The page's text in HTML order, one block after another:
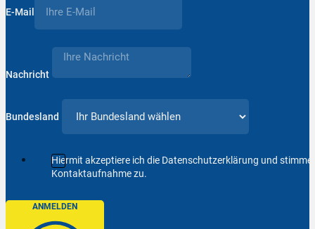
E-Mail
Nachricht
Bundesland
Hiermit akzeptiere ich die Datenschutzerklärung und
Kontaktaufnahme zu.
ANMELDEN